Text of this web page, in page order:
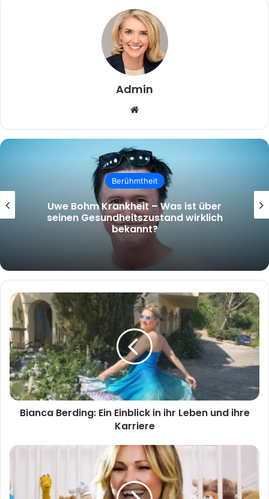
Admin
Berühmtheit
Uwe Bohm Krankheit – Was ist über
seinen Gesundheitszustand wirklich
bekannt?
Bianca
Berding:
Ein
Einblick
in
ihr
Leben
und
ihre
Karriere
Bianca Berding: Ein Einblick in ihr Leben und ihre
Karriere
Helene
Krankheit: